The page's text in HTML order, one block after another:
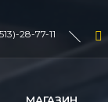
28-77-11